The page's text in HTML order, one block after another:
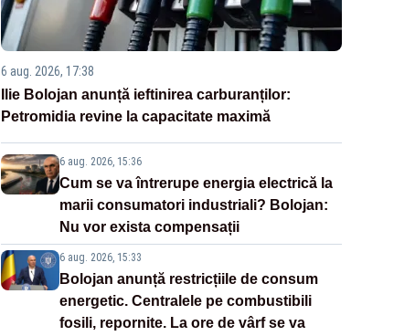
6 aug. 2026, 17:38
Ilie Bolojan anunță ieftinirea carburanților:
Petromidia revine la capacitate maximă
6 aug. 2026, 15:36
Cum se va întrerupe energia electrică la
marii consumatori industriali? Bolojan:
Nu vor exista compensații
6 aug. 2026, 15:33
Bolojan anunță restricțiile de consum
energetic. Centralele pe combustibili
fosili, repornite. La ore de vârf se va